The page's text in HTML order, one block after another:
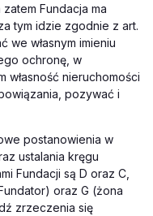
Fundacja ma
tym idzie zgodnie z art.
we własnym imieniu
ochronę, w
własność nieruchomości
pozywać i
postanowienia w
ustalania kręgu
Fundacji są D oraz C,
oraz G (żona
zrzeczenia się